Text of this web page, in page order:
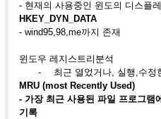
- 현재의 사용중인 윈도의 디스플
HKEY_DYN_DATA
- wind95,98,me까지 존재
윈도우 레지스트리분석
-
최근 열었거나, 실행,수정
MRU (most Recently Used)
- 가장 최근 사용된 파일 프로그램
기록